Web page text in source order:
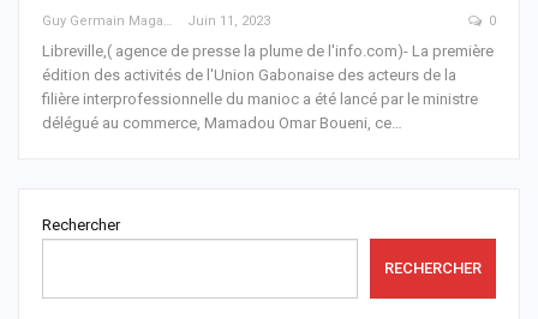
Guy Germain Maganga Nziengui Juin 11, 2023 0
Libreville,( agence de presse la plume de l'info.com)- La première
édition des activités de l'Union Gabonaise des acteurs de la
filière interprofessionnelle du manioc a été lancé par le ministre
délégué au commerce, Mamadou Omar Boueni, ce
Rechercher
RECHERCHER